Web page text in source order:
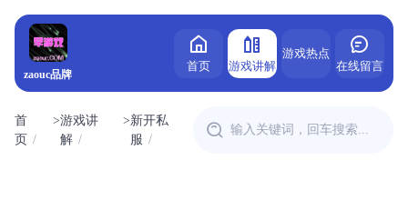
zaouc品牌
首页 游戏讲解
游戏热点
在线留言
首
页
>游戏讲
解
>新开私
服